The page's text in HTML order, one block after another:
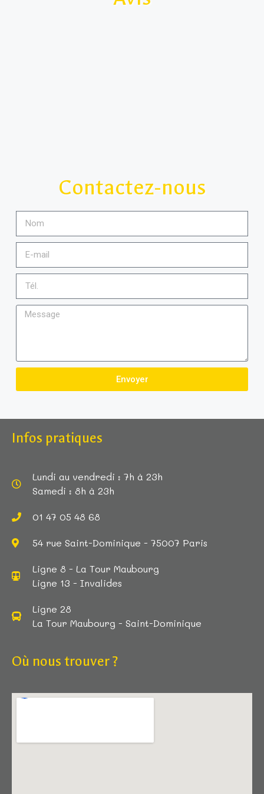
Contactez-nous
Envoyer
Infos pratiques
Lundi au vendredi : 7h à 23h
Samedi : 8h à 23h
01 47 05 48 68
54 rue Saint-Dominique - 75007 Paris
Ligne 8 - La Tour Maubourg
Ligne 13 - Invalides
Ligne 28
La Tour Maubourg - Saint-Dominique
Où nous trouver ?